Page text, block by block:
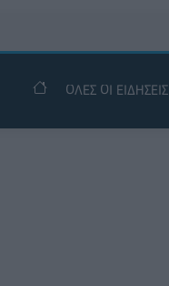
ΟΛΕΣ ΟΙ ΕΙΔΗΣΕΙΣ